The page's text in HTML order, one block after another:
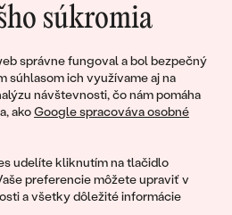
súkromia
správne fungoval a bol bezpečný
súhlasom ich využívame aj na
návštevnosti, čo nám pomáha
akoGoogle spracováva osobné
udelíte kliknutím na tlačidlo
preferencie môžete upraviť v
a všetky dôležité informácie